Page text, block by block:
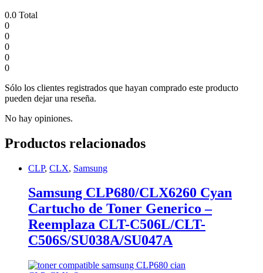
0.0 Total
0
0
0
0
0
Sólo los clientes registrados que hayan comprado este producto
pueden dejar una reseña.
No hay opiniones.
Productos relacionados
CLP, CLX, Samsung
Samsung CLP680/CLX6260 Cyan
Cartucho de Toner Generico –
Reemplaza CLT-C506L/CLT-
C506S/SU038A/SU047A